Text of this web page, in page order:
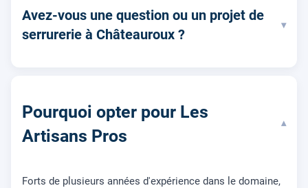
Avez-vous une question ou un projet de
serrurerie à Châteauroux ?
▾
Pourquoi opter pour Les
Artisans Pros
▾
Forts de plusieurs années d'expérience dans le domaine,